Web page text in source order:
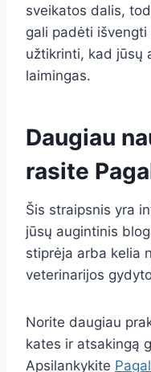
sveikatos dalis,
gali padėti
užtikrinti, kad jūsų
laimingas.
Daugiau
rasite
Šis straipsnis yra
jūsų augintinis
stiprėja arba kelia
veterinarijos
Norite daugiau
kates ir atsakingą
Apsilankykite